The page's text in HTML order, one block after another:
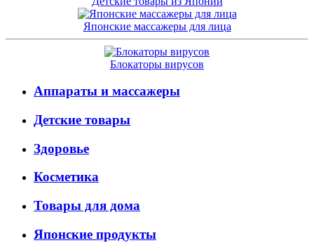
Японские массажеры для лица
Блокаторы вирусов
Аппараты и массажеры
Детские товары
Здоровье
Косметика
Товары для дома
Японские продукты